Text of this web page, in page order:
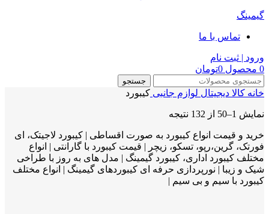
گیمینگ
تماس با ما
ورود | ثبت نام
0 محصول 0تومان
جستجو
خانه کالا دیجیتال لوازم جانبی کیبورد
نمایش 1–50 از 132 نتیجه
خرید و قیمت انواع کیبورد به صورت اقساطی | کیبورد لاجیتک، ای
فورتک، گرین،رپو، تسکو، زیچر | قیمت کیبورد با گارانتی | انواع
مختلف کیبورد اداری، کیبورد گیمینگ | مدل های به روز با طراخی
شیک و زیبا | نورپردازی حرفه ای کیبوردهای گیمینگ | انواع مختلف
کیبورد با سیم و بی سیم |